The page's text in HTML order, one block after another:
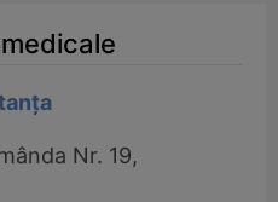
Nr. 19,